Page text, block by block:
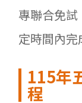
專聯合免
定時間內完
115年
程